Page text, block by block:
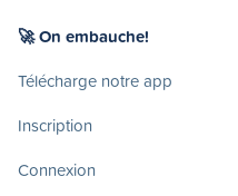
🚀 On embauche!
Télécharge notre app
Inscription
Connexion